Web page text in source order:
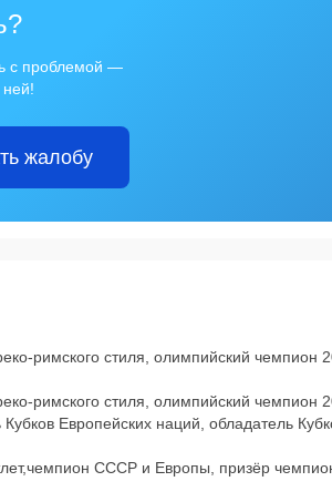
с проблемой —
жалобу
римского стиля, олимпийский чемпион
римского стиля, олимпийский
Европейских наций, обладатель
СССР и Европы, призёр